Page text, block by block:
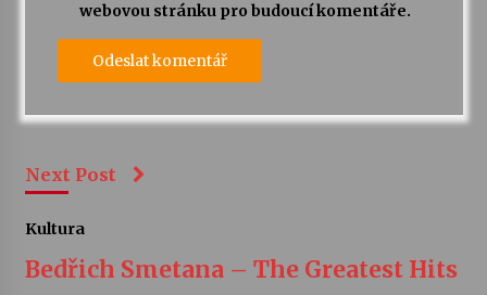
webovou stránku pro budoucí komentáře.
Next Post
Kultura
Bedřich Smetana – The Greatest Hits